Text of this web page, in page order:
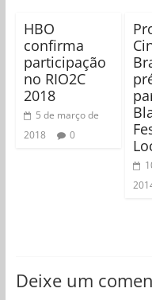
HBO
confirma
participação
no RIO2C
2018
5 de março de
2018
0
Deixe um